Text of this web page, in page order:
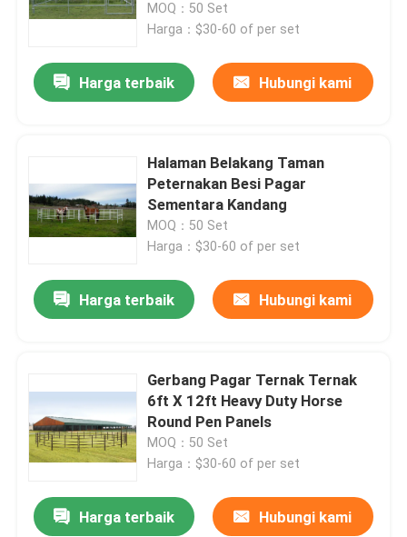
Produk
Panel Pagar Jala
Pagar Keamanan V Mesh
Pagar Besi Tempa
MOQ：50 Set
Harga：$30-60 of per set
Harga terbaik Hubungi kami
Halaman Belakang Taman
Peternakan Besi Pagar
Sementara Kandang
MOQ：50 Set
Harga：$30-60 of per set
Harga terbaik Hubungi kami
Gerbang Pagar Ternak Ternak
6ft X 12ft Heavy Duty Horse
Round Pen Panels
MOQ：50 Set
Harga：$30-60 of per set
Harga terbaik Hubungi kami